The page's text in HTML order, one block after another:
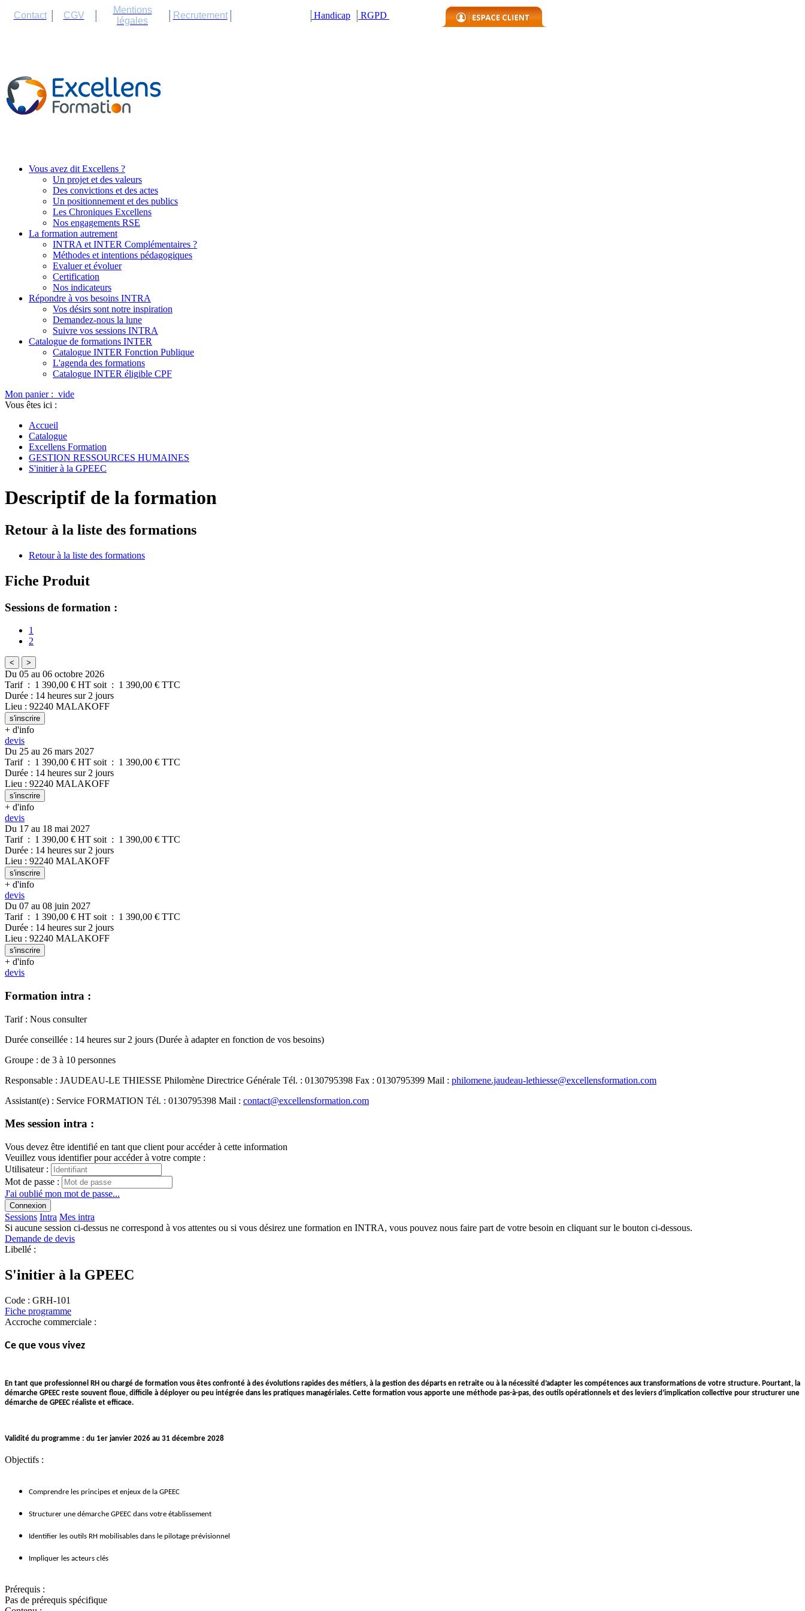
Contact CGV
Mentions
légales
Recrutement Handicap RGPD
Vous avez dit Excellens ?
Un projet et des valeurs
Des convictions et des actes
Un positionnement et des publics
Les Chroniques Excellens
Nos engagements RSE
La formation autrement
INTRA et INTER Complémentaires ?
Méthodes et intentions pédagogiques
Evaluer et évoluer
Certification
Nos indicateurs
Répondre à vos besoins INTRA
Vos désirs sont notre inspiration
Demandez-nous la lune
Suivre vos sessions INTRA
Catalogue de formations INTER
Catalogue INTER Fonction Publique
L'agenda des formations
Catalogue INTER éligible CPF
Mon panier : vide
Vous êtes ici :
Accueil
Catalogue
Excellens Formation
GESTION RESSOURCES HUMAINES
S'initier à la GPEEC
Descriptif de la formation
Retour à la liste des formations
Retour à la liste des formations
Fiche Produit
Sessions de formation :
1
2
< >
Du 05 au 06 octobre 2026
Tarif : 1 390,00 € HT soit : 1 390,00 € TTC
Durée : 14 heures sur 2 jours
Lieu : 92240 MALAKOFF
s'inscrire
+ d'info
devis
Du 25 au 26 mars 2027
Tarif : 1 390,00 € HT soit : 1 390,00 € TTC
Durée : 14 heures sur 2 jours
Lieu : 92240 MALAKOFF
s'inscrire
+ d'info
devis
Du 17 au 18 mai 2027
Tarif : 1 390,00 € HT soit : 1 390,00 € TTC
Durée : 14 heures sur 2 jours
Lieu : 92240 MALAKOFF
s'inscrire
+ d'info
devis
Du 07 au 08 juin 2027
Tarif : 1 390,00 € HT soit : 1 390,00 € TTC
Durée : 14 heures sur 2 jours
Lieu : 92240 MALAKOFF
s'inscrire
+ d'info
devis
Formation intra :
Tarif : Nous consulter
Durée conseillée : 14 heures sur 2 jours (Durée à adapter en fonction de vos besoins)
Groupe : de 3 à 10 personnes
Responsable : JAUDEAU-LE THIESSE Philomène Directrice Générale Tél. : 0130795398 Fax : 0130795399 Mail : philomene.jaudeau-lethiesse@excellensformation.com
Assistant(e) : Service FORMATION Tél. : 0130795398 Mail : contact@excellensformation.com
Mes session intra :
Vous devez être identifié en tant que client pour accéder à cette information
Veuillez vous identifier pour accéder à votre compte :
Utilisateur :
Mot de passe :
J'ai oublié mon mot de passe...
Connexion
Sessions Intra Mes intra
Si aucune session ci-dessus ne correspond à vos attentes ou si vous désirez une formation en INTRA, vous pouvez nous faire part de votre besoin en cliquant sur le bouton ci-dessous.
Demande de devis
Libellé :
S'initier à la GPEEC
Code : GRH-101
Fiche programme
Accroche commerciale :
Ce que vous vivez
En tant que professionnel RH ou chargé de formation vous êtes confronté à des évolutions rapides des métiers, à la gestion des départs en retraite ou à la nécessité d’adapter les compétences aux transformations de votre structure. Pourtant, la
démarche GPEEC reste souvent floue, difficile à déployer ou peu intégrée dans les pratiques managériales. Cette formation vous apporte une méthode pas-à-pas, des outils opérationnels et des leviers d’implication collective pour structurer une
démarche de GPEEC réaliste et efficace.
Validité du programme : du 1er janvier 2026 au 31 décembre 2028
Objectifs :
Comprendre les principes et enjeux de la GPEEC
Structurer une démarche GPEEC dans votre établissement
Identifier les outils RH mobilisables dans le pilotage prévisionnel
Impliquer les acteurs clés
Prérequis :
Pas de prérequis spécifique